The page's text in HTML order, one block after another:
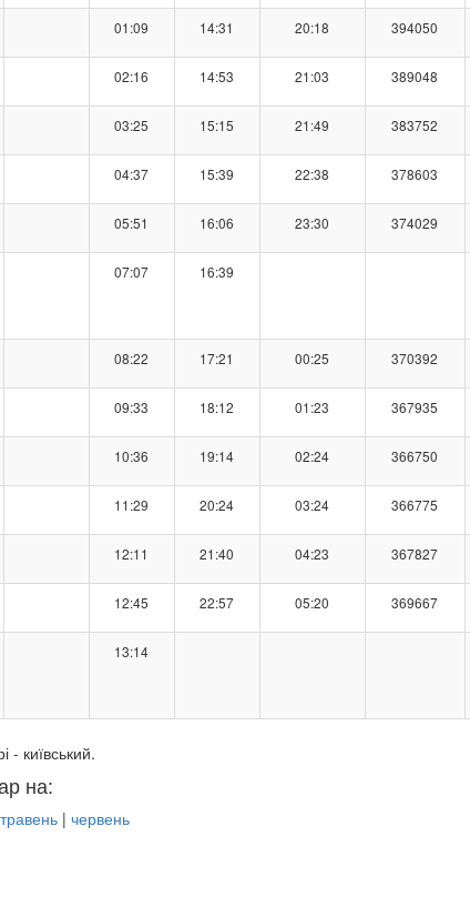
01:09 14:31 20:18 394050
02:16 14:53 21:03 389048
03:25 15:15 21:49 383752
04:37 15:39 22:38 378603
05:51 16:06 23:30 374029
07:07 16:39
08:22 17:21 00:25 370392
09:33 18:12 01:23 367935
10:36 19:14 02:24 366750
11:29 20:24 03:24 366775
12:11 21:40 04:23 367827
12:45 22:57 05:20 369667
13:14
- київський.
на:
травень| червень